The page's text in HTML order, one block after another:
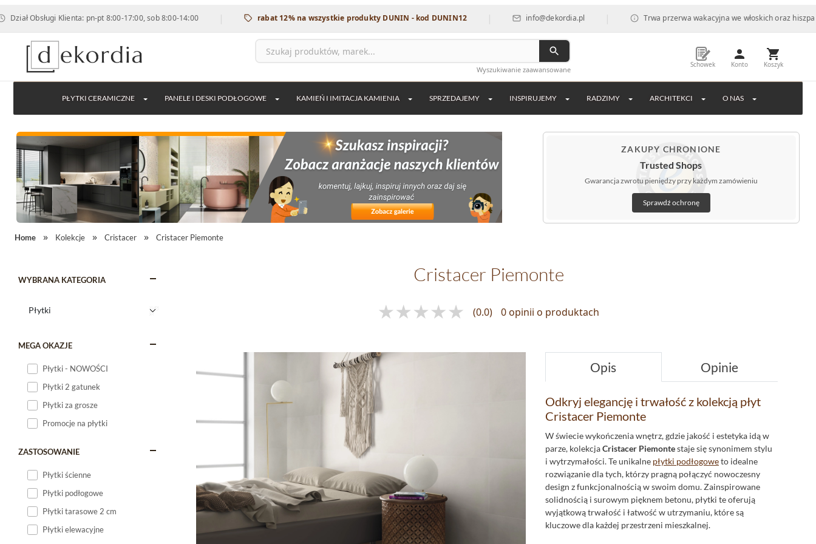
Obsługi Klienta: pn-pt 8:00-17:00, sob 8:00-14:00 | rabat 12% na wszystkie produkty DUNIN - kod DUNIN12 | info@dekordia.pl | Trwa przerwa wakacyjna we włoskich oraz
Wyszukiwanie zaawansowane
Schowek Konto Koszyk
PŁYTKI CERAMICZNE PANELE I DESKI PODŁOGOWE KAMIEŃ I IMITACJA KAMIENIA SPRZEDAJEMY INSPIRUJEMY RADZIMY ARCHITEKCI O NAS
ZAKUPY CHRONIONE
Trusted Shops
Gwarancja zwrotu pieniędzy przy każdym zamówieniu
Sprawdź ochronę
Home Kolekcje Cristacer Cristacer Piemonte
WYBRANA KATEGORIA
MEGA OKAZJE
Płytki - NOWOŚCI
Płytki 2 gatunek
Płytki za grosze
Promocje na płytki
ZASTOSOWANIE
Płytki ścienne
Płytki podłogowe
Płytki tarasowe 2 cm
Płytki elewacyjne
Cristacer Piemonte
(0.0) 0 opinii o produktach
Opis Opinie
Odkryj elegancję i trwałość z kolekcją płyt
Cristacer Piemonte
W świecie wykończenia wnętrz, gdzie jakość i estetyka idą w
parze, kolekcjaCristacer Piemontestaje się synonimem stylu
i wytrzymałości. Te unikalne płytki podłogoweto idealne
rozwiązanie dla tych, którzy pragną połączyć nowoczesny
design z funkcjonalnością w swoim domu. Zainspirowane
solidnością i surowym pięknem betonu, płytki te oferują
wyjątkową trwałość i łatwość w utrzymaniu, które są
kluczowe dla każdej przestrzeni mieszkalnej.